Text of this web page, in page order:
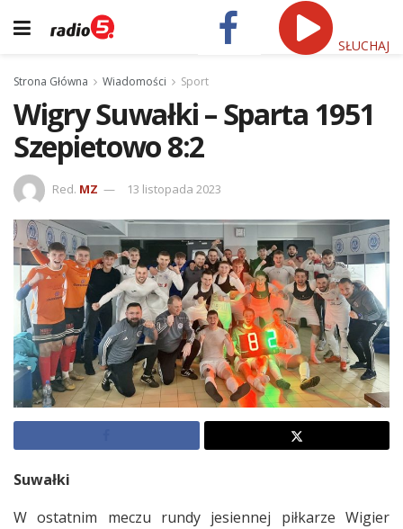
SŁUCHAJ
Strona Główna Wiadomości Sport
Wigry Suwałki – Sparta 1951
Szepietowo 8:2
Red. MZ 13 listopada 2023
Suwałki
W ostatnim meczu rundy jesiennej piłkarze Wigier